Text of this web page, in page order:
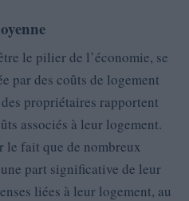
le pilier de l’économie, se
par des coûts de logement
des propriétaires rapportent
associés à leur logement.
le fait que de nombreux
part significative de leur
liées à leur logement, au